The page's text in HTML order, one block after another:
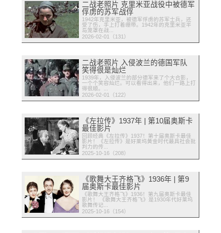
二战老照片 克里米亚战役中被德军
俘虏的苏军战俘
1942年克里米亚，被德军俘虏的苏军士兵，还
受了伤，手上打着绷带。1942年的克里米亚半
岛笼罩在战...
2026-02-01（131）
二战老照片 入侵波兰的德国军队
笑得很是灿烂
1939年，入侵波兰的部分德军来了个大合影，
一个个笑容灿烂。可以看得出来，他们一路上打
得很顺。...
2026-02-01（122）
《左拉传》1937年 | 第10届奥斯卡
最佳影片
回顾经典《左拉传》1937！第十届奥斯卡最佳
影片！《左拉传》是好莱坞黄金时代最具社会批
判力的传...
2025-10-16（208）
《歌舞大王齐格飞》1936年 | 第9
届奥斯卡最佳影片
《歌舞大王齐格飞》1936！第九届奥斯卡最佳
影片！ 《歌舞大王齐格飞》是1930年代好莱坞
歌舞传记...
2025-10-16（154）